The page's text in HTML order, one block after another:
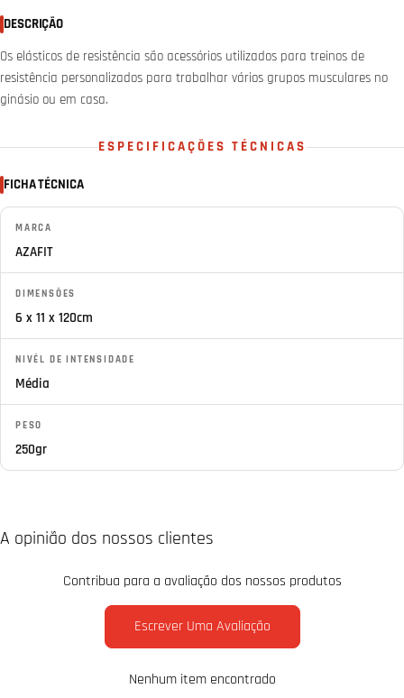
DESCRIÇÃO
Os elásticos de resistência são acessórios utilizados para treinos de
resistência personalizados para trabalhar vários grupos musculares no
ginásio ou em casa.
ESPECIFICAÇÕES TÉCNICAS
FICHA TÉCNICA
MARCA
AZAFIT
DIMENSÕES
6 x 11 x 120cm
NIVÉL DE INTENSIDADE
Média
PESO
250gr
A opinião dos nossos clientes
Contribua para a avaliação dos nossos produtos
Escrever Uma Avaliação
Nenhum item encontrado